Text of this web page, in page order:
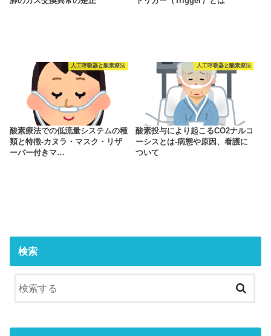
人工呼吸器と酸素療法
酸素療法での低流量システムの種
類と特徴‐カヌラ・マスク・リザ
ーバー付きマ…
人工呼吸器と酸素療法
酸素投与により起こるCO2ナルコ
ーシスとは‐病態や原因、看護に
ついて
検索